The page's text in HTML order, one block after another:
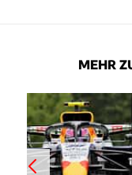
MEHR